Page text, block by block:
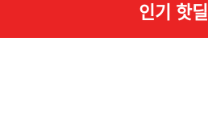
인기 핫딜